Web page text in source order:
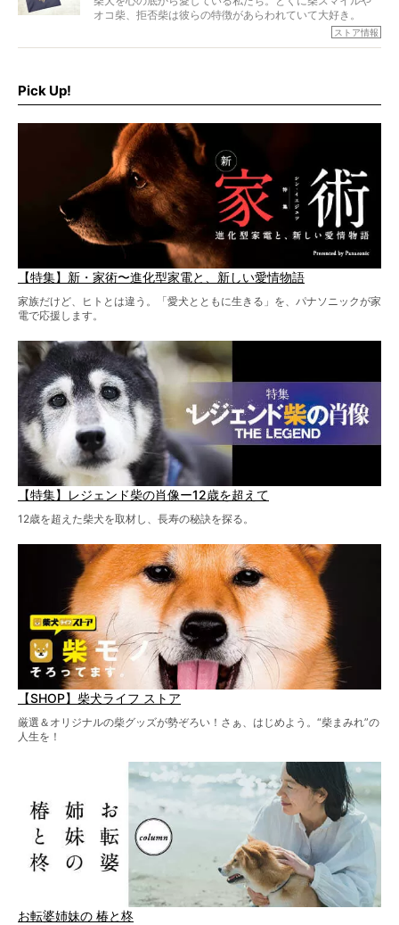
オコ柴、拒否柴は彼らの特徴があらわれていて大好き。
でもちょっと待て…もうひとつ、忘れてはならない愛おしい
ストア情報
Pick Up!
【特集】新・家術〜進化型家電と、新しい愛情物語
家族だけど、ヒトとは違う。「愛犬とともに生きる」を、パナソニックが家
電で応援します。
【特集】レジェンド柴の肖像ー12歳を超えて
12歳を超えた柴犬を取材し、長寿の秘訣を探る。
【SHOP】柴犬ライフ ストア
厳選＆オリジナルの柴グッズが勢ぞろい！さぁ、はじめよう。“柴まみれ”の
人生を！
お転婆姉妹の 椿と柊